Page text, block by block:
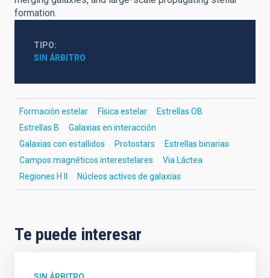
formation.
TIPO
SIN ÁRBITRO
Formación estelar Física estelar
Estrellas OB
Estrellas B
Galaxias en interacción
Galaxias con estallidos
Protostars
Estrellas binarias
Campos magnéticos interestelares
Via Láctea
Regiones H II
Núcleos activos de galaxias
Te puede interesar